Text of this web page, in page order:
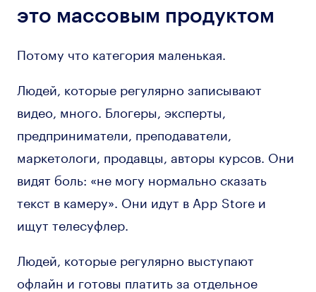
это массовым продуктом
Потому что категория маленькая.
Людей, которые регулярно записывают
видео, много. Блогеры, эксперты,
предприниматели, преподаватели,
маркетологи, продавцы, авторы курсов. Они
видят боль: «не могу нормально сказать
текст в камеру». Они идут в App Store и
ищут телесуфлер.
Людей, которые регулярно выступают
офлайн и готовы платить за отдельное